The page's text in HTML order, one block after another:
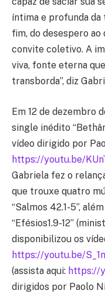
íntima e profunda
fim, do desespero ao
convite coletivo. A
viva, fonte eterna
transborda”, diz
Em 12 de dezembro
single inédito
vídeo dirigido por
https://youtu.be/
Gabriela fez o
que trouxe quatro
“Salmos 42.1-5”,
“Efésios1.9-12”
disponibilizou os
https://youtu.be/
(assista aqui: https://
dirigidos por Paolo